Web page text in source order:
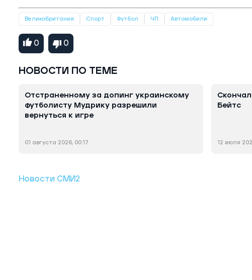
Великобритания Спорт Футбол ЧП Автомобили
0 0
НОВОСТИ ПО ТЕМЕ
Отстраненному за допинг украинскому
футболисту Мудрику разрешили
вернуться к игре
01 августа 2026, 00:17
Бейтс
12 июля
Новости СМИ2